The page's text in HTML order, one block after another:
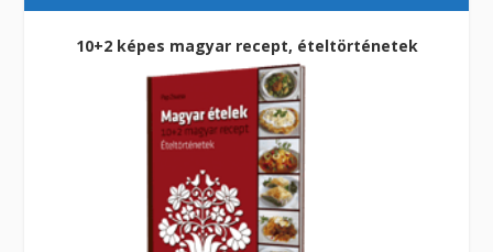
10+2 képes magyar recept, ételtörténetek